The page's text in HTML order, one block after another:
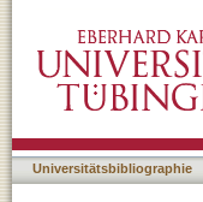
Universitätsbibliographie